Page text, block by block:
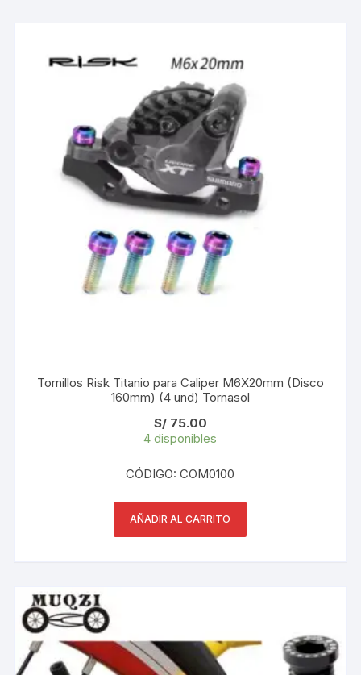
Tornillos Risk Titanio para Caliper M6X20mm (Disco
160mm) (4 und) Tornasol
S/75.00
4 disponibles
CÓDIGO: COM0100
AÑADIR AL CARRITO